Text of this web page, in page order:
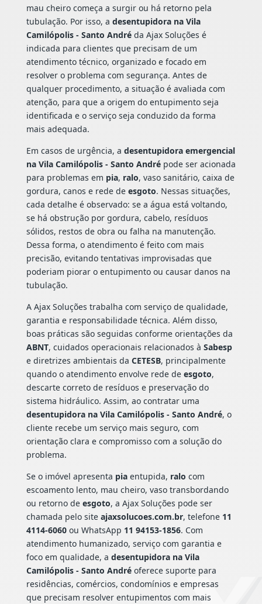
mau cheiro começa a surgir ou há retorno pela
tubulação. Por isso, a desentupidora na Vila
Camilópolis - Santo Andréda Ajax Soluções é
indicada para clientes que precisam de um
atendimento técnico, organizado e focado em
resolver o problema com segurança. Antes de
qualquer procedimento, a situação é avaliada com
atenção, para que a origem do entupimento seja
identificada e o serviço seja conduzido da forma
mais adequada.
Em casos de urgência, a desentupidora emergencial
na Vila Camilópolis - Santo Andrépode ser acionada
para problemas em pia, ralo, vaso sanitário, caixa de
gordura, canos e rede de esgoto. Nessas situações,
cada detalhe é observado: se a água está voltando,
se há obstrução por gordura, cabelo, resíduos
sólidos, restos de obra ou falha na manutenção.
Dessa forma, o atendimento é feito com mais
precisão, evitando tentativas improvisadas que
poderiam piorar o entupimento ou causar danos na
tubulação.
A Ajax Soluções trabalha com serviço de qualidade,
garantia e responsabilidade técnica. Além disso,
boas práticas são seguidas conforme orientações da
ABNT, cuidados operacionais relacionados à Sabesp
e diretrizes ambientais da CETESB, principalmente
quando o atendimento envolve rede de esgoto,
descarte correto de resíduos e preservação do
sistema hidráulico. Assim, ao contratar uma
desentupidora na Vila Camilópolis - Santo André, o
cliente recebe um serviço mais seguro, com
orientação clara e compromisso com a solução do
problema.
Se o imóvel apresenta piaentupida, ralo com
escoamento lento, mau cheiro, vaso transbordando
ou retorno de esgoto, a Ajax Soluções pode ser
chamada pelo site ajaxsolucoes.com.br, telefone 11
4114-6060ou WhatsApp 11 94153-1856. Com
atendimento humanizado, serviço com garantia e
foco em qualidade, a desentupidora na Vila
Camilópolis - Santo Andréoferece suporte para
residências, comércios, condomínios e empresas
que precisam resolver entupimentos com mais